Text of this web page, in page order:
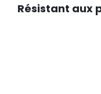
Résistant aux